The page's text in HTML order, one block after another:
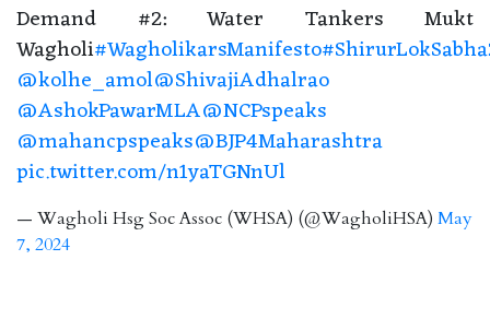
Demand #2: Water Tankers Mukt
Wagholi#WagholikarsManifesto
@kolhe_amol@ShivajiAdhalrao
@AshokPawarMLA@NCPspeaks
@mahancpspeaks@BJP4Maharashtra
pic.twitter.com/n1yaTGNnUl
— Wagholi Hsg Soc Assoc (WHSA) (@WagholiHSA) May
7, 2024